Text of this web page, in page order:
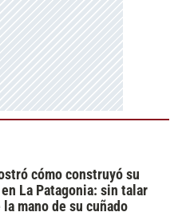
cómo construyó su
La Patagonia: sin talar
mano de su cuñado